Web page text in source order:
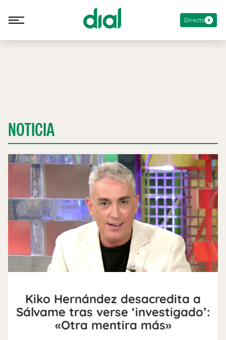
Directo
NOTICIA
Kiko Hernández desacredita a
Sálvame tras verse ‘investigado’:
«Otra mentira más»